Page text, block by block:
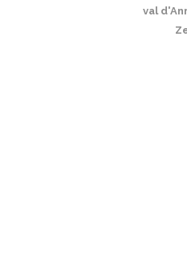
val